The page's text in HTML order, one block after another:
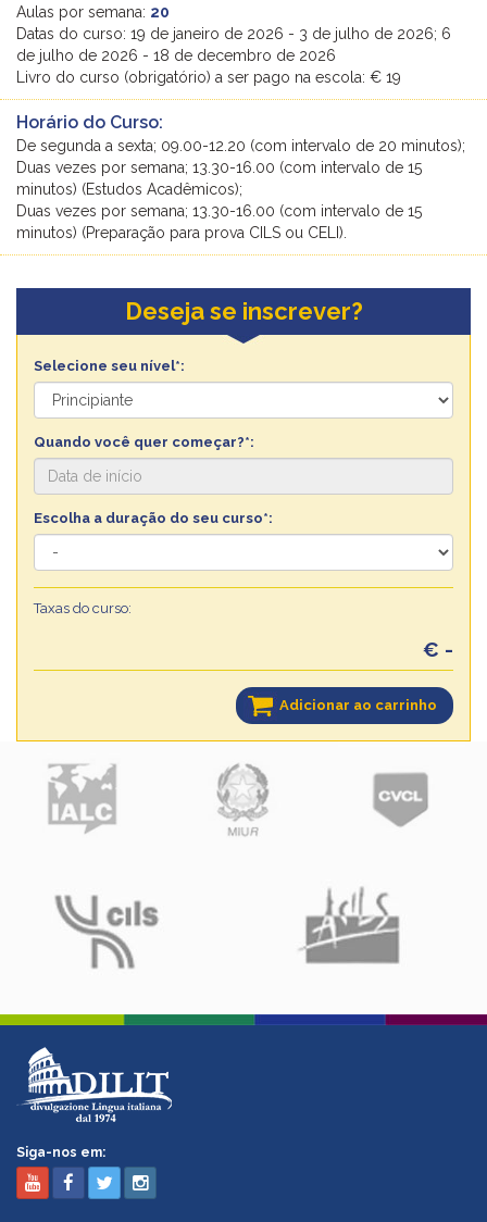
Aulas por semana: 20
Datas do curso: 19 de janeiro de 2026 - 3 de julho de 2026; 6
de julho de 2026 - 18 de decembro de 2026
Livro do curso (obrigatório) a ser pago na escola: € 19
Horário do Curso:
De segunda a sexta; 09.00-12.20 (com intervalo de 20 minutos);
Duas vezes por semana; 13.30-16.00 (com intervalo de 15
minutos) (Estudos Acadêmicos);
Duas vezes por semana; 13.30-16.00 (com intervalo de 15
minutos) (Preparação para prova CILS ou CELI).
Deseja se inscrever?
Selecione seu nível*:
Quando você quer começar?*:
Escolha a duração do seu curso*:
Taxas do curso:
€ -
Adicionar ao carrinho
Siga-nos em: